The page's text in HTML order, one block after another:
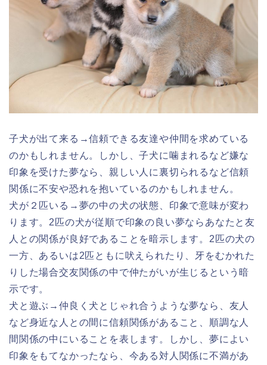
子犬が出て来る→信頼できる友達や仲間を求めている
のかもしれません。しかし、子犬に噛まれるなど嫌な
印象を受けた夢なら、親しい人に裏切られるなど信頼
関係に不安や恐れを抱いているのかもしれません。
犬が２匹いる→夢の中の犬の状態、印象で意味が変わ
ります。2匹の犬が従順で印象の良い夢ならあなたと友
人との関係が良好であることを暗示します。2匹の犬の
一方、あるいは2匹ともに吠えられたり、牙をむかれた
りした場合交友関係の中で仲たがいが生じるという暗
示です。
犬と遊ぶ→仲良く犬とじゃれ合うような夢なら、友人
など身近な人との間に信頼関係があること、順調な人
間関係の中にいることを表します。しかし、夢によい
印象をもてなかったなら、今ある対人関係に不満があ